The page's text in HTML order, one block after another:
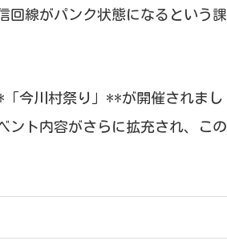
回線がパンク状態になるという課
「今川村祭り」**が開催されまし
ント内容がさらに拡充され、この